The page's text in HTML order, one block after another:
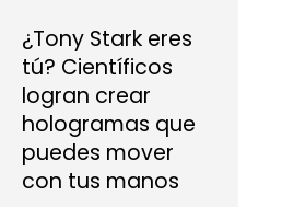
¿Tony Stark eres
tú? Científicos
logran crear
hologramas que
puedes mover
con tus manos